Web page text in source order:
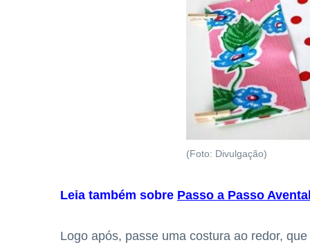
(Foto: Divulgação)
Leia também sobre Passo a Passo
Logo após, passe uma costura ao redor,